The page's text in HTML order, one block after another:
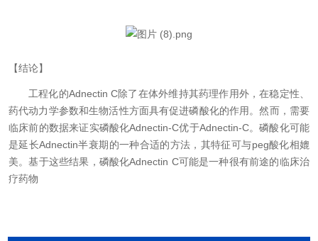
【结论】
工程化的Adnectin C除了在体外维持其药理作用外，在稳定性、
药代动力学参数和生物活性方面具有促进磷酸化的作用。然而，需要
临床前的数据来证实磷酸化Adnectin-C优于Adnectin-C。磷酸化可能
是延长Adnectin半衰期的一种合适的方法，其特征可与peg酸化相媲
美。基于这些结果，磷酸化Adnectin C可能是一种很有前途的临床治
疗药物